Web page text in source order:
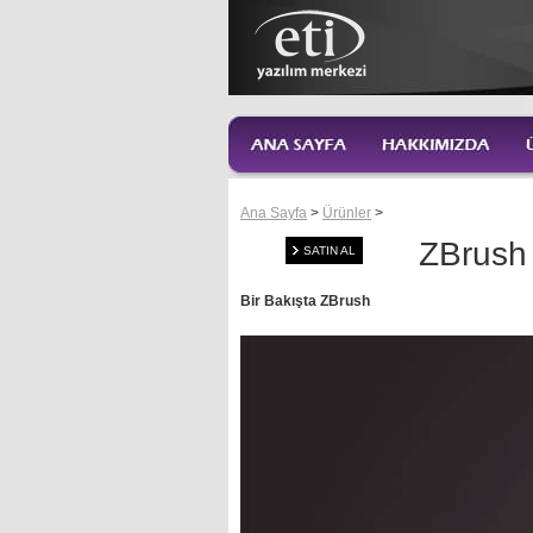
Ana Sayfa > Ürünler >
SATIN AL
Bir Bakışta ZBrush